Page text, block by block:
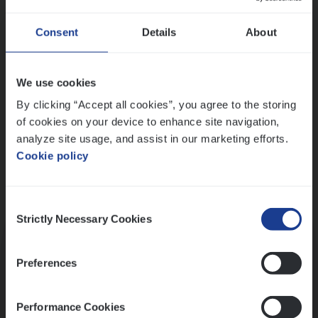
Consent Details About
We use cookies
By clicking “Accept all cookies”, you agree to the storing
of cookies on your device to enhance site navigation,
analyze site usage, and assist in our marketing efforts.
Cookie policy
Selection
Strictly Necessary Cookies
Preferences
Performance Cookies
Ons sollicitatieproces